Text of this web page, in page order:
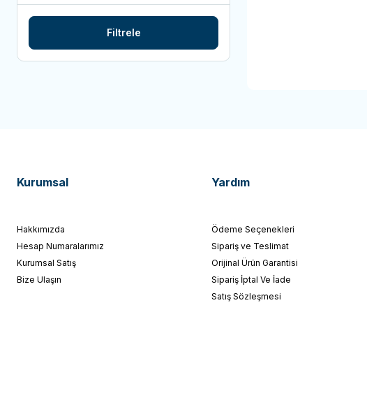
Filtrele
Kurumsal
Hakkımızda
Hesap Numaralarımız
Kurumsal Satış
Bize Ulaşın
Yardım
Ödeme Seçenekleri
Sipariş ve Teslimat
Orijinal Ürün Garantisi
Sipariş İptal Ve İade
Satış Sözleşmesi